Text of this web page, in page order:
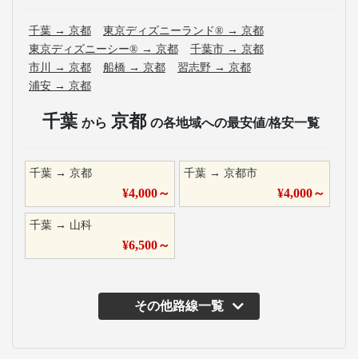
千葉 → 京都 東京ディズニーランド® → 京都
東京ディズニーシー® → 京都 千葉市 → 京都
市川
→ 京都 船橋 → 京都 習志野 → 京都
浦安 → 京都
千葉 から 京都 の各地域への最安値/格安一覧
千葉 → 京都
¥4,000～
千葉 →京都市
¥4,000～
千葉 → 山科
¥6,500～
その他路線一覧